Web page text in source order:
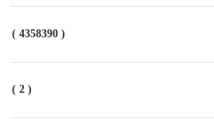
( 4358390 )
( 2 )